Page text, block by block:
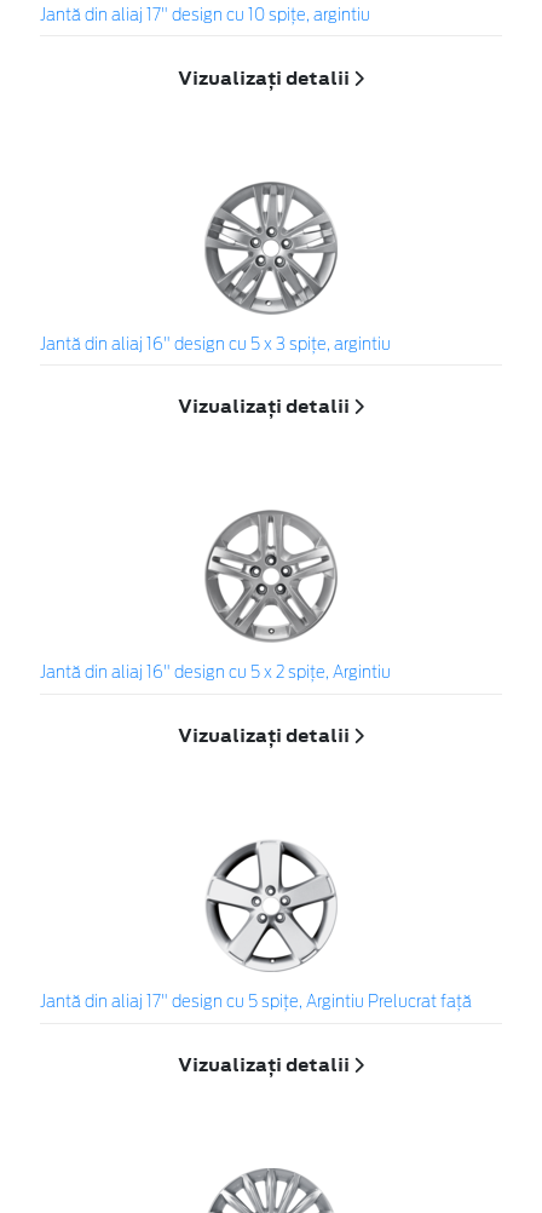
Jantă din aliaj 17" design cu 10 spiţe, argintiu
Vizualizați detalii
Jantă din aliaj 16" design cu 5 x 3 spiţe, argintiu
Vizualizați detalii
Jantă din aliaj 16" design cu 5 x 2 spiţe, Argintiu
Vizualizați detalii
Jantă din aliaj 17" design cu 5 spiţe, Argintiu Prelucrat faţă
Vizualizați detalii